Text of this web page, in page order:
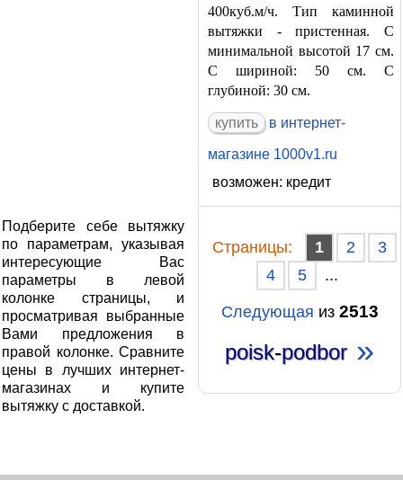
400куб.м/ч. Тип каминной
вытяжки - пристенная. С
минимальной высотой 17 см.
С шириной: 50 см. С
глубиной: 30 см.
в интернет-
магазине 1000v1.ru
возможен: кредит
Cтраницы: 1 2
3
4
5 ...
Следующая из 2513
poisk-podbor »
Подберите себе вытяжку
по параметрам, указывая
интересующие Вас
параметры в левой
колонке страницы, и
просматривая выбранные
Вами предложения в
правой колонке. Сравните
цены в лучших интернет-
магазинах и купите
вытяжку с доставкой.